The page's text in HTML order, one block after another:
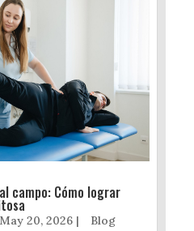
campo: Cómo lograr
May 20, 2026|
Blog